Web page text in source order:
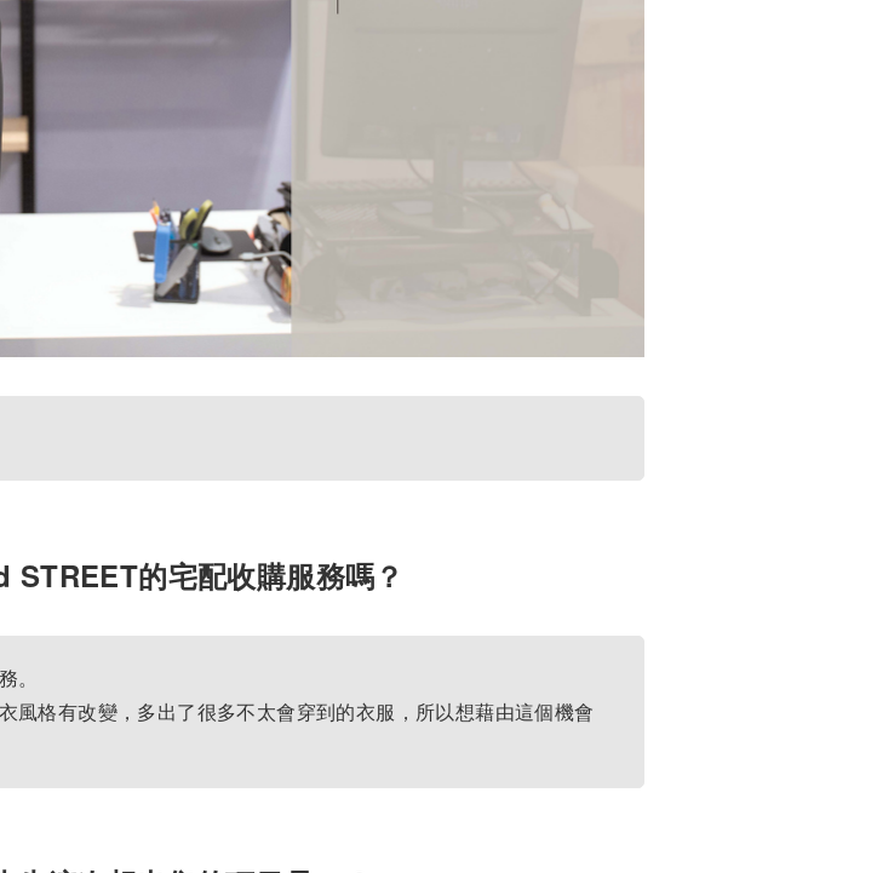
STREET的宅配收購服務嗎？
。
風格有改變，多出了很多不太會穿到的衣服，所以想藉由這個機會